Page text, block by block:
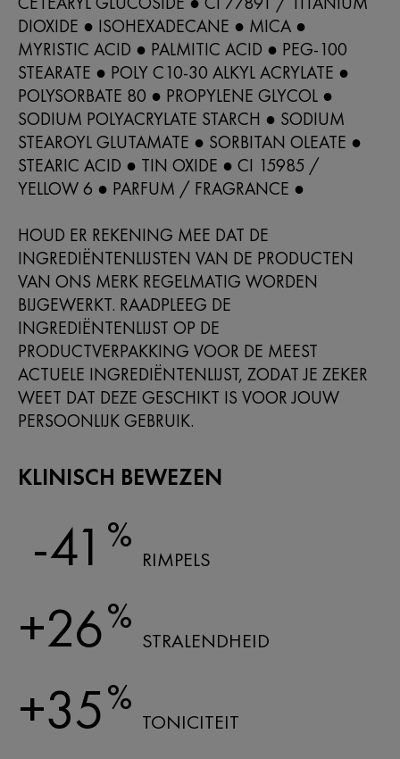
DIOXIDE ● ISOHEXADECANE ● MICA ●
MYRISTIC ACID ● PALMITIC ACID ● PEG-100
STEARATE ● POLY C10-30 ALKYL ACRYLATE ●
POLYSORBATE 80 ● PROPYLENE GLYCOL ●
SODIUM POLYACRYLATE STARCH ● SODIUM
STEAROYL GLUTAMATE ● SORBITAN OLEATE ●
STEARIC ACID ● TIN OXIDE ● CI 15985 /
YELLOW 6 ● PARFUM / FRAGRANCE ●
HOUD ER REKENING MEE DAT DE
INGREDIËNTENLIJSTEN VAN DE PRODUCTEN
VAN ONS MERK REGELMATIG WORDEN
BIJGEWERKT. RAADPLEEG DE
INGREDIËNTENLIJST OP DE
PRODUCTVERPAKKING VOOR DE MEEST
ACTUELE INGREDIËNTENLIJST, ZODAT JE ZEKER
WEET DAT DEZE GESCHIKT IS VOOR JOUW
PERSOONLIJK GEBRUIK.
KLINISCH BEWEZEN
-41 %
RIMPELS
+26%
STRALENDHEID
+35%
TONICITEIT